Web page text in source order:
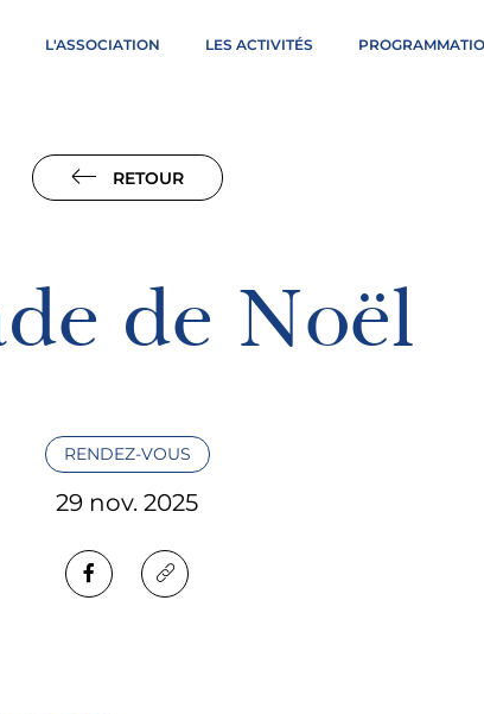
L'ASSOCIATION LES ACTIVITÉS
RETOUR
de Noël
RENDEZ-VOUS
29 nov. 2025